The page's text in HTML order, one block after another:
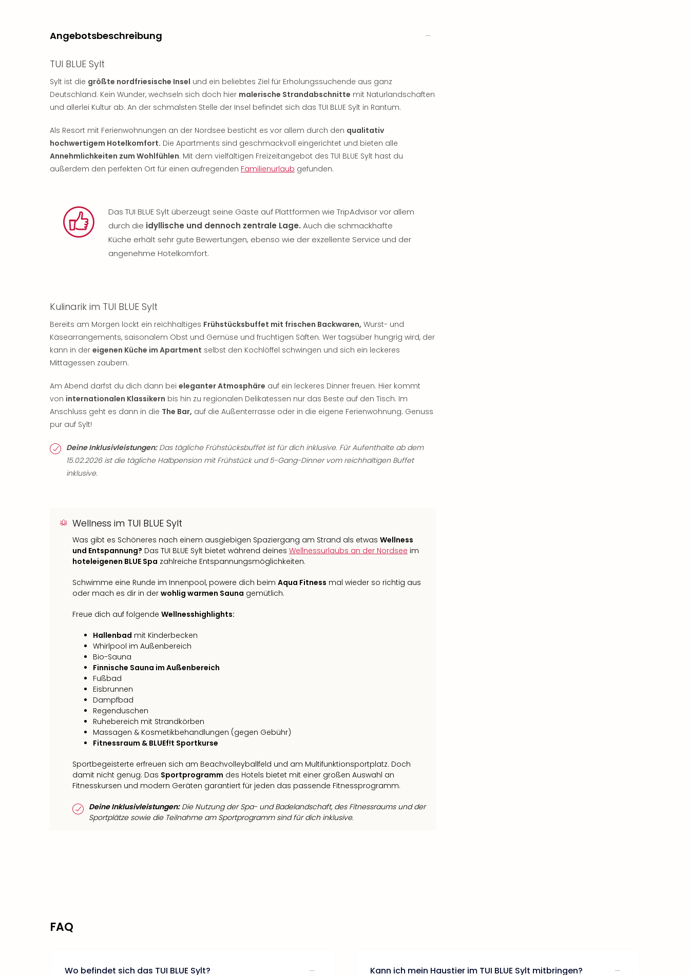
Angebotsbeschreibung
TUI BLUE Sylt
Sylt ist die größte nordfriesische Insel und ein beliebtes Ziel für Erholungssuchende aus ganz
Deutschland. Kein Wunder, wechseln sich doch hier malerische Strandabschnitte mit Naturlandschaften
und allerlei Kultur ab. An der schmalsten Stelle der Insel befindet sich das TUI BLUE Sylt in Rantum.
Als Resort mit Ferienwohnungen an der Nordsee besticht es vor allem durch den qualitativ
hochwertigem Hotelkomfort. Die Apartments sind geschmackvoll eingerichtet und bieten alle
Annehmlichkeiten zum Wohlfühlen. Mit dem vielfältigen Freizeitangebot des TUI BLUE Sylt hast du
außerdem den perfekten Ort für einen aufregenden Familienurlaub gefunden.
Das TUI BLUE Sylt überzeugt seine Gäste auf Plattformen wie TripAdvisor vor allem
durch die idyllische und dennoch zentrale Lage. Auch die schmackhafte
Küche erhält sehr gute Bewertungen, ebenso wie der exzellente Service und der
angenehme Hotelkomfort.
Kulinarik im TUI BLUE Sylt
Bereits am Morgen lockt ein reichhaltiges Frühstücksbuffet mit frischen Backwaren, Wurst- und
Käsearrangements, saisonalem Obst und Gemüse und fruchtigen Säften. Wer tagsüber hungrig wird, der
kann in der eigenen Küche im Apartment selbst den Kochlöffel schwingen und sich ein leckeres
Mittagessen zaubern.
Am Abend darfst du dich dann bei eleganter Atmosphäre auf ein leckeres Dinner freuen. Hier kommt
von internationalen Klassikern bis hin zu regionalen Delikatessen nur das Beste auf den Tisch. Im
Anschluss geht es dann in die The Bar, auf die Außenterrasse oder in die eigene Ferienwohnung. Genuss
pur auf Sylt!
Deine Inklusivleistungen:Das tägliche Frühstücksbuffet ist für dich inklusive. Für Aufenthalte ab dem
15.02.2026 ist die tägliche Halbpension mit Frühstück und 5-Gang-Dinner vom reichhaltigen Buffet
inklusive.
Wellness im TUI BLUE Sylt
Was gibt es Schöneres nach einem ausgiebigen Spaziergang am Strand als etwas Wellness
und Entspannung? Das TUI BLUE Sylt bietet während deines Wellnessurlaubs an der Nordsee im
hoteleigenen BLUE Spa zahlreiche Entspannungsmöglichkeiten.
Schwimme eine Runde im Innenpool, powere dich beim Aqua Fitness mal wieder so richtig aus
oder mach es dir in der wohlig warmen Sauna gemütlich.
Freue dich auf folgende Wellnesshighlights:
Hallenbad mit Kinderbecken
Whirlpool im Außenbereich
Bio-Sauna
Finnische Sauna im Außenbereich
Fußbad
Eisbrunnen
Dampfbad
Regenduschen
Ruhebereich mit Strandkörben
Massagen & Kosmetikbehandlungen (gegen Gebühr)
Fitnessraum & BLUEf!t Sportkurse
Sportbegeisterte erfreuen sich am Beachvolleyballfeld und am Multifunktionsportplatz. Doch
damit nicht genug: Das Sportprogramm des Hotels bietet mit einer großen Auswahl an
Fitnesskursen und modern Geräten garantiert für jeden das passende Fitnessprogramm.
Deine Inklusivleistungen:Die Nutzung der Spa- und Badelandschaft, des Fitnessraums und der
Sportplätze sowie die Teilnahme am Sportprogramm sind für dich inklusive.
FAQ
Wo befindet sich das TUI BLUE Sylt? Kann ich mein Haustier im TUI BLUE Sylt mitbringen?